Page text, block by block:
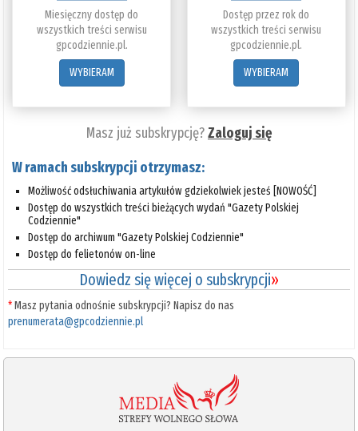
Miesięczny dostęp do
wszystkich treści serwisu
gpcodziennie.pl.
WYBIERAM
Dostęp przez rok do
wszystkich treści serwisu
gpcodziennie.pl.
WYBIERAM
Masz już subskrypcję?Zaloguj się
W ramach subskrypcji otrzymasz:
Możliwość odsłuchiwania artykułów gdziekolwiek jesteś [NOWOŚĆ]
Dostęp do wszystkich treści bieżących wydań "Gazety Polskiej
Codziennie"
Dostęp do archiwum "Gazety Polskiej Codziennie"
Dostęp do felietonów on-line
Dowiedz się więcej o subskrypcji»
*Masz pytania odnośnie subskrypcji? Napisz do nas
prenumerata@gpcodziennie.pl